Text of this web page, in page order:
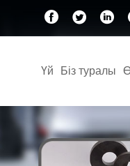
Үй Біз туралы